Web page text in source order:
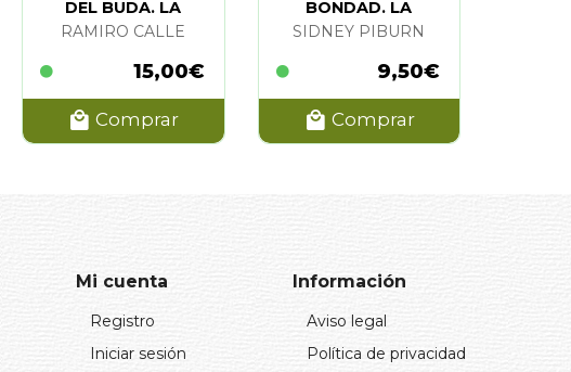
DEL BUDA. LA
RAMIRO CALLE
15,00€
Comprar
BONDAD. LA
SIDNEY PIBURN
9,50€
Comprar
Mi cuenta
Registro
Iniciar sesión
Información
Aviso legal
Política de privacidad